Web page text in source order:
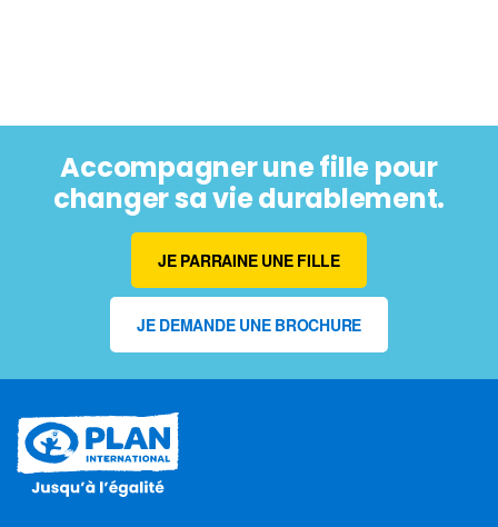
Accompagner une fille pour
changer sa vie durablement.
JE PARRAINE UNE FILLE
JE DEMANDE UNE BROCHURE